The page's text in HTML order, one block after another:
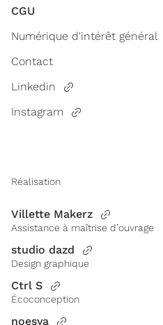
CGU
Numérique d'intérêt général
Contact
Linkedin
Instagram
Réalisation
Villette Makerz
Assistance à maîtrise d’ouvrage
studio dazd
Design graphique
Ctrl S
Écoconception
noesya